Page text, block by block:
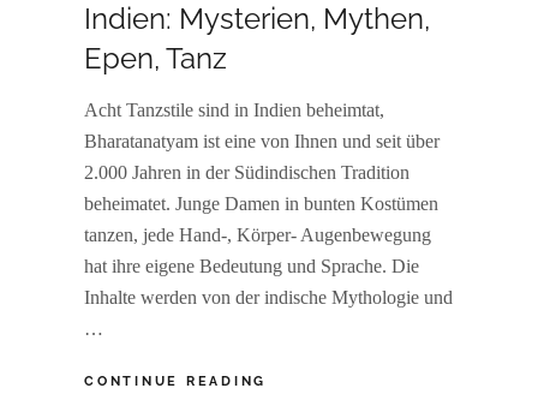
Indien: Mysterien, Mythen,
Epen, Tanz
Acht Tanzstile sind in Indien beheimtat,
Bharatanatyam ist eine von Ihnen und seit über
2.000 Jahren in der Südindischen Tradition
beheimatet. Junge Damen in bunten Kostümen
tanzen, jede Hand-, Körper- Augenbewegung
hat ihre eigene Bedeutung und Sprache. Die
Inhalte werden von der indische Mythologie und
…
CONTINUE READING